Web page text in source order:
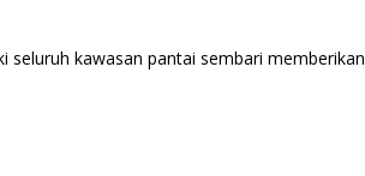
seluruh kawasan pantai sembari memberikan